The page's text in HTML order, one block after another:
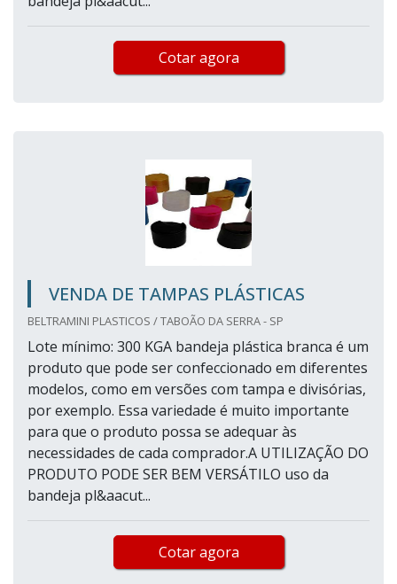
Cotar agora
VENDA DE TAMPAS PLÁSTICAS
BELTRAMINI PLASTICOS / TABOÃO DA SERRA - SP
Lote mínimo: 300 KGA bandeja plástica branca é um
produto que pode ser confeccionado em diferentes
modelos, como em versões com tampa e divisórias,
por exemplo. Essa variedade é muito importante
para que o produto possa se adequar às
necessidades de cada comprador.A UTILIZAÇÃO DO
PRODUTO PODE SER BEM VERSÁTILO uso da
bandeja pl&aacut...
Cotar agora